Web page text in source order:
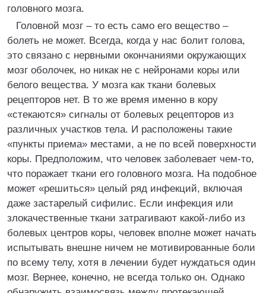
головного мозга.
Головной мозг – то есть само его вещество –
болеть не может. Всегда, когда у нас болит голова,
это связано с нервными окончаниями окружающих
мозг оболочек, но никак не с нейронами коры или
белого вещества. У мозга как ткани болевых
рецепторов нет. В то же время именно в кору
«стекаются» сигналы от болевых рецепторов из
различных участков тела. И расположены такие
«пункты приема» местами, а не по всей поверхности
коры. Предположим, что человек заболевает чем-то,
что поражает ткани его головного мозга. На подобное
может «решиться» целый ряд инфекций, включая
даже застарелый сифилис. Если инфекция или
злокачественные ткани затрагивают какой-либо из
болевых центров коры, человек вполне может начать
испытывать внешне ничем не мотивированные боли
по всему телу, хотя в лечении будет нуждаться один
мозг. Вернее, конечно, не всегда только он. Однако